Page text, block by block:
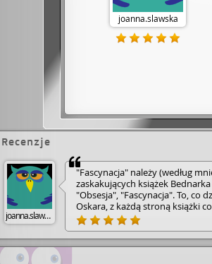
Recenzje
joanna.slawska
"Fascynacja" należy (według
zaskakujących książek
"Obsesja", "Fascynacja". To, co
Oskara, z każdą stroną książki
Raczej mało który czytelnik
wydarzy się w kolejnych
ostatecznie losy głównego
joanna.slawska